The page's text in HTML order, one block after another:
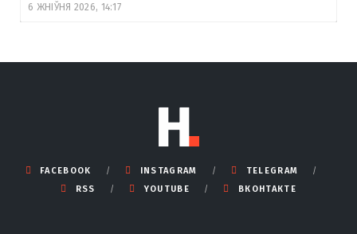
6 ЖНІЎНЯ 2026, 14:17
FACEBOOK INSTAGRAM
TELEGRAM
RSS
YOUTUBE ВКОНТАКТЕ